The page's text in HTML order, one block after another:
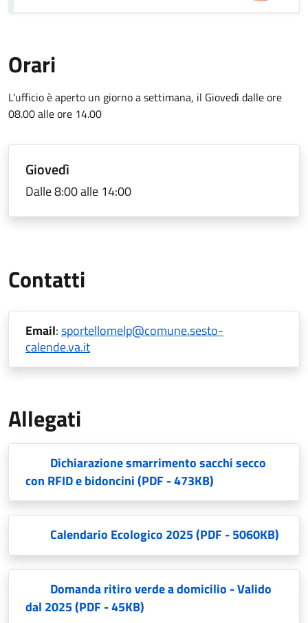
Orari
L'ufficio è aperto un giorno a settimana, il Giovedì dalle ore
08.00 alle ore 14.00
Giovedì
Dalle 8:00 alle 14:00
Contatti
Email:sportellomelp@comune.sesto-
calende.va.it
Allegati
Dichiarazione smarrimento sacchi secco
con RFID e bidoncini(PDF - 473KB)
Calendario Ecologico 2025(PDF - 5060KB)
Domanda ritiro verde a domicilio - Valido
dal 2025(PDF - 45KB)